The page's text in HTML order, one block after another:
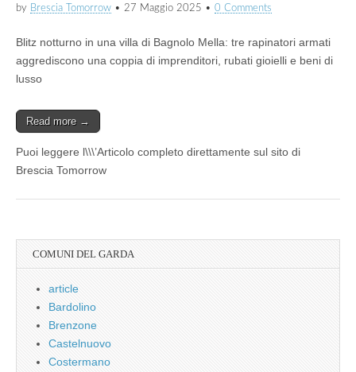
by Brescia Tomorrow • 27 Maggio 2025 • 0 Comments
Blitz notturno in una villa di Bagnolo Mella: tre rapinatori armati
aggrediscono una coppia di imprenditori, rubati gioielli e beni di
lusso
Read more →
Puoi leggere l\\\’Articolo completo direttamente sul sito di
Brescia Tomorrow
COMUNI DEL GARDA
article
Bardolino
Brenzone
Castelnuovo
Costermano